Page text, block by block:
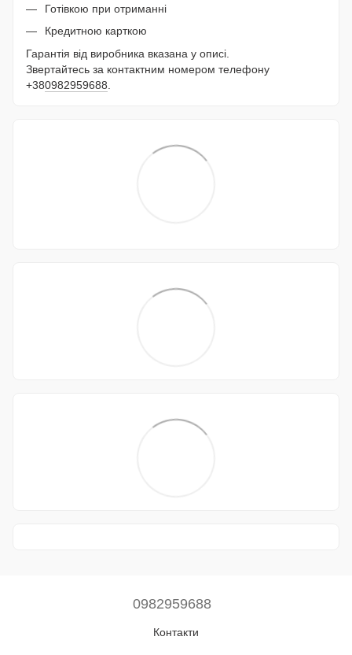
Готівкою при отриманні
Кредитною карткою
Гарантія від виробника вказана у описі.
Звертайтесь за контактним номером телефону
+380982959688
0982959688
Контакти